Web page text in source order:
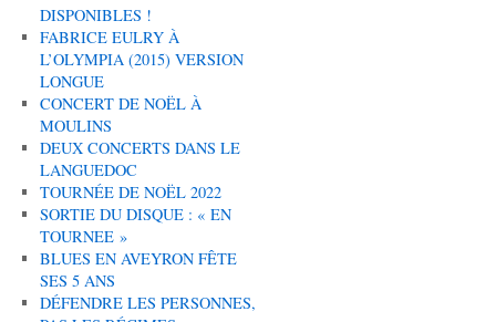
DISPONIBLES !
FABRICE EULRY À
L’OLYMPIA (2015) VERSION
LONGUE
CONCERT DE NOËL À
MOULINS
DEUX CONCERTS DANS LE
LANGUEDOC
TOURNÉE DE NOËL 2022
SORTIE DU DISQUE : « EN
TOURNEE »
BLUES EN AVEYRON FÊTE
SES 5 ANS
DÉFENDRE LES PERSONNES,